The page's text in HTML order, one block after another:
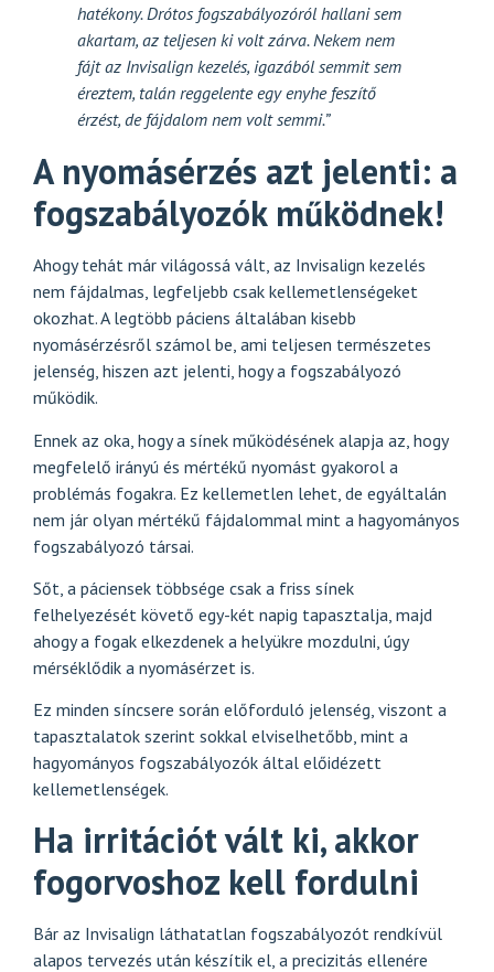
hatékony. Drótos fogszabályozóról hallani sem
akartam, az teljesen ki volt zárva. Nekem nem
fájt az Invisalign kezelés, igazából semmit sem
éreztem, talán reggelente egy enyhe feszítő
érzést, de fájdalom nem volt semmi.”
A nyomásérzés azt jelenti: a
fogszabályozók működnek!
Ahogy tehát már világossá vált, az Invisalign kezelés
nem fájdalmas, legfeljebb csak kellemetlenségeket
okozhat. A legtöbb páciens általában kisebb
nyomásérzésről számol be, ami teljesen természetes
jelenség, hiszen azt jelenti, hogy a fogszabályozó
működik.
Ennek az oka, hogy a sínek működésének alapja az, hogy
megfelelő irányú és mértékű nyomást gyakorol a
problémás fogakra. Ez kellemetlen lehet, de egyáltalán
nem jár olyan mértékű fájdalommal mint a hagyományos
fogszabályozó társai.
Sőt, a páciensek többsége csak a friss sínek
felhelyezését követő egy-két napig tapasztalja, majd
ahogy a fogak elkezdenek a helyükre mozdulni, úgy
mérséklődik a nyomásérzet is.
Ez minden síncsere során előforduló jelenség, viszont a
tapasztalatok szerint sokkal elviselhetőbb, mint a
hagyományos fogszabályozók által előidézett
kellemetlenségek.
Ha irritációt vált ki, akkor
fogorvoshoz kell fordulni
Bár az Invisalign láthatatlan fogszabályozót rendkívül
alapos tervezés után készítik el, a precizitás ellenére